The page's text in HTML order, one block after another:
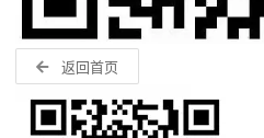
返回首页